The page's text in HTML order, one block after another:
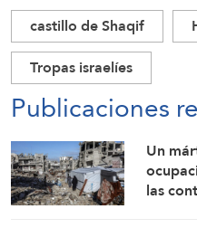
castillo de Shaqif
Tropas israelíes
Publicaciones
Un
las